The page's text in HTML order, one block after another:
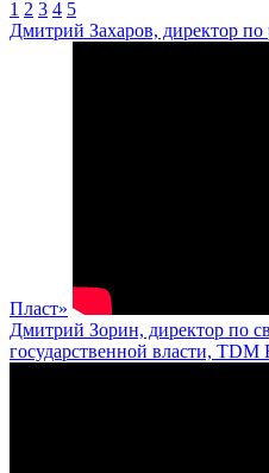
1 2 3 4 5
Дмитрий Захаров, директор
Пласт»
Дмитрий Зорин, директор по
государственной власти,